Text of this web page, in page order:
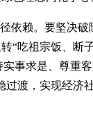
依赖。要坚决
“吃祖宗饭、断
实事求是、尊重
渡，实现经济